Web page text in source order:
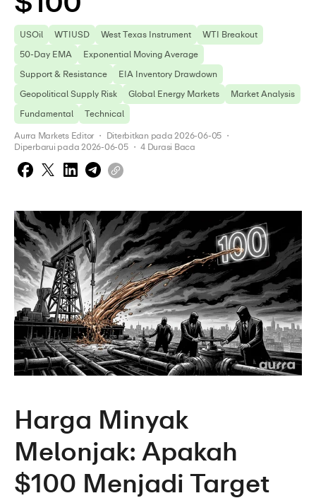
USOil WTIUSD West Texas Instrument WTI Breakout
50-Day EMA Exponential Moving Average
Support & Resistance EIA Inventory Drawdown
Geopolitical Supply Risk Global Energy Markets Market Analysis
Fundamental Technical
Aurra Markets Editor ・ Diterbitkan pada 2026-06-05
・
Diperbarui pada 2026-06-05 ・ 4 Durasi Baca
Harga Minyak
Melonjak: Apakah
$100 Menjadi Target